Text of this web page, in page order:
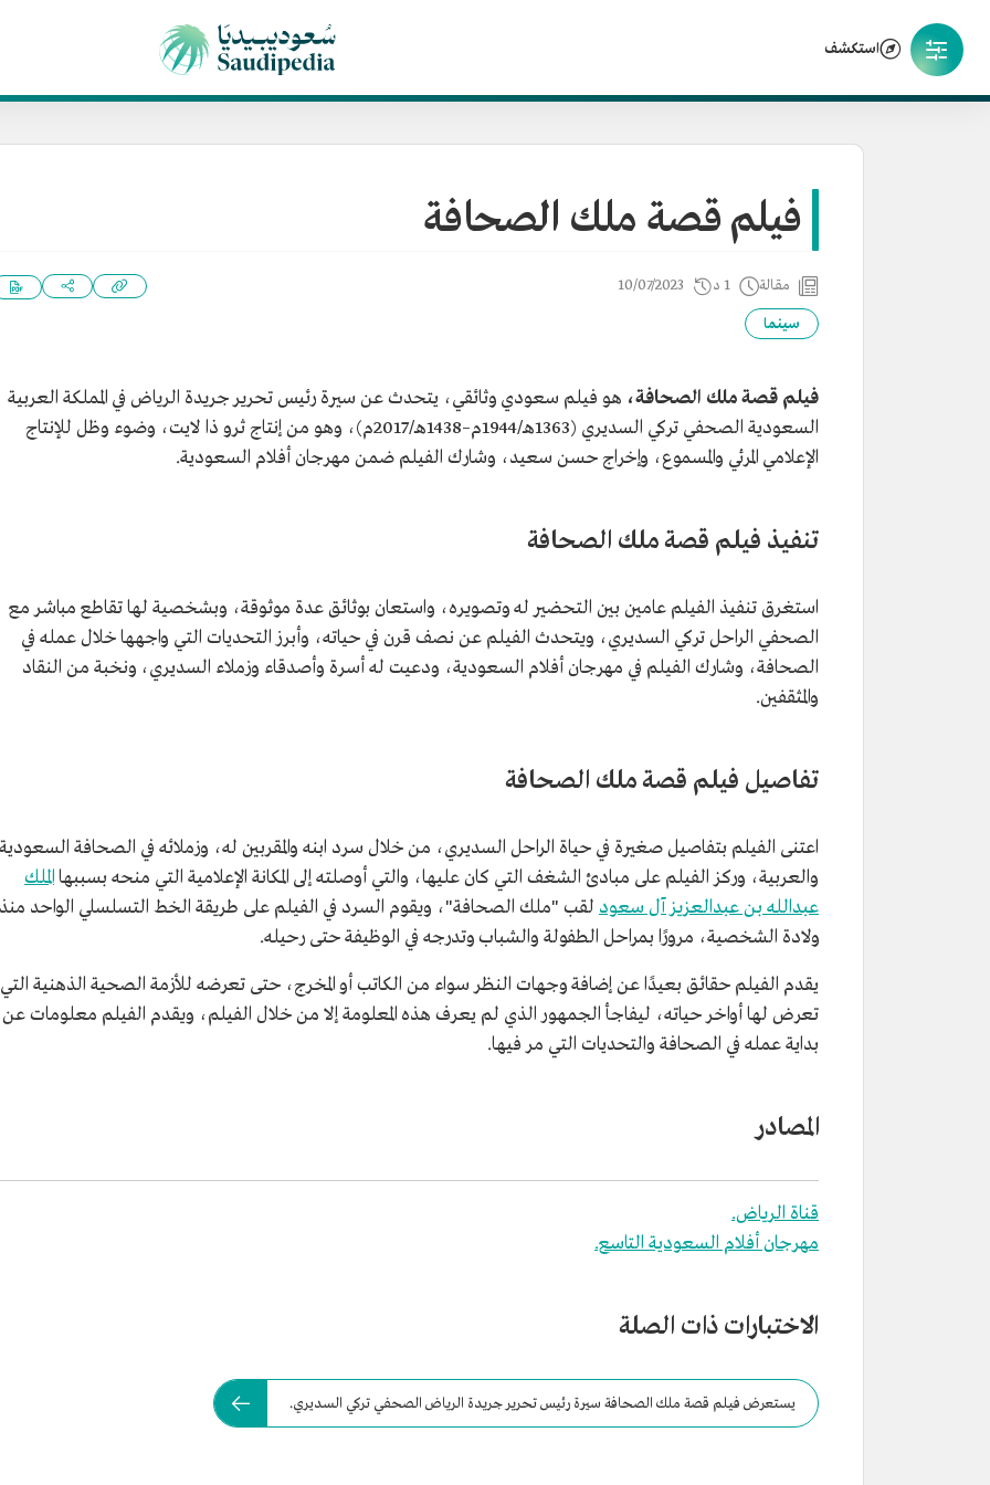
استكشف
فيلم قصة ملك الصحافة
مقالة 1 د 10/07/2023
سينما
فيلم قصة ملك الصحافة، هو فيلم سعودي وثائقي، يتحدث عن سيرة رئيس تحرير جريدة الرياض في المملكة العربية
السعودية الصحفي تركي السديري (1363هـ/1944م–1438هـ/2017م)، وهو من إنتاج ثرو ذا لايت، وضوء وظل للإنتاج
الإعلامي المرئي والمسموع، وإخراج حسن سعيد، وشارك الفيلم ضمن مهرجان أفلام السعودية.
تنفيذ فيلم قصة ملك الصحافة
استغرق تنفيذ الفيلم عامين بين التحضير له وتصويره، واستعان بوثائق عدة موثوقة، وبشخصية لها تقاطع مباشر مع
الصحفي الراحل تركي السديري، ويتحدث الفيلم عن نصف قرن في حياته، وأبرز التحديات التي واجهها خلال عمله في
الصحافة، وشارك الفيلم في مهرجان أفلام السعودية، ودعيت له أسرة وأصدقاء وزملاء السديري، ونخبة من النقاد
والمثقفين.
تفاصيل فيلم قصة ملك الصحافة
اعتنى الفيلم بتفاصيل صغيرة في حياة الراحل السديري، من خلال سرد ابنه والمقربين له، وزملائه في الصحافة السعودية
والعربية، وركز الفيلم على مبادئ الشغف التي كان عليها، والتي أوصلته إلى المكانة الإعلامية التي منحه بسببهاالملك
عبدالله بن عبدالعزيز آل سعود لقب "ملك الصحافة"، ويقوم السرد في الفيلم على طريقة الخط التسلسلي الواحد منذ
ولادة الشخصية، مرورًا بمراحل الطفولة والشباب وتدرجه في الوظيفة حتى رحيله.
يقدم الفيلم حقائق بعيدًا عن إضافة وجهات النظر سواء من الكاتب أو المخرج، حتى تعرضه للأزمة الصحية الذهنية التي
تعرض لها أواخر حياته، ليفاجأ الجمهور الذي لم يعرف هذه المعلومة إلا من خلال الفيلم، ويقدم الفيلم معلومات عن
بداية عمله في الصحافة والتحديات التي مر فيها.
المصادر
قناة الرياض.
مهرجان أفلام السعودية التاسع.
الاختبارات ذات الصلة
يستعرض فيلم قصة ملك الصحافة سيرة رئيس تحرير جريدة الرياض الصحفي تركي السديري.